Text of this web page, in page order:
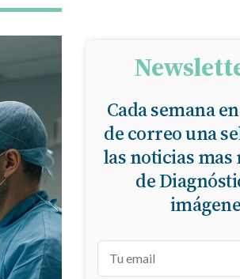
CONSULTORIOS
MÉDICOS
GERIÁTRICOS
FARMACIAS
FERTILIDAD
Cada semana
de correo una
las noticias mas
de